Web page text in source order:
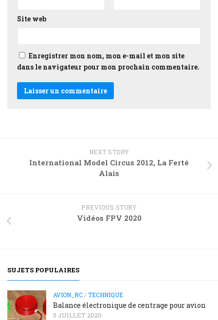
Site web
Enregistrer mon nom, mon e-mail et mon site
dans le navigateur pour mon prochain commentaire.
NEXT STORY
International Model Circus 2012, La Ferté
Alais
PREVIOUS STORY
Vidéos FPV 2020
SUJETS POPULAIRES
AVION_RC /TECHNIQUE
Balance électronique de centrage pour avion
5 JUILLET 2020